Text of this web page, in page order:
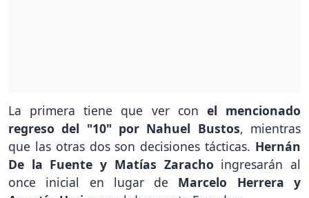
La primera tiene que ver con el mencionado
regreso del "10" por Nahuel Bustos, mientras
que las otras dos son decisiones tácticas. Hernán
De la Fuente y Matías Zaracho ingresarán al
once inicial en lugar de Marcelo Herrera y